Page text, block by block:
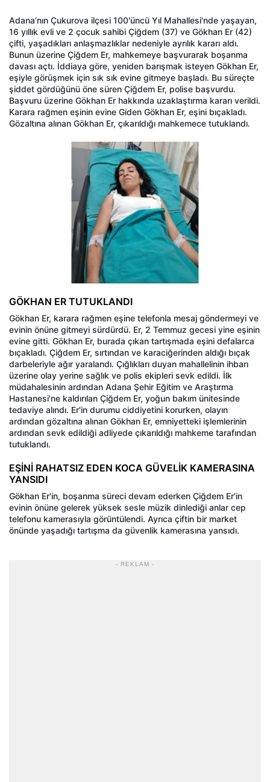
Adana’nın Çukurova ilçesi 100'üncü Yıl Mahallesi'nde yaşayan,
16 yıllık evli ve 2 çocuk sahibi Çiğdem (37) ve Gökhan Er (42)
çifti, yaşadıkları anlaşmazlıklar nedeniyle ayrılık kararı aldı.
Bunun üzerine Çiğdem Er, mahkemeye başvurarak boşanma
davası açtı. İddiaya göre, yeniden barışmak isteyen Gökhan Er,
eşiyle görüşmek için sık sık evine gitmeye başladı. Bu süreçte
şiddet gördüğünü öne süren Çiğdem Er, polise başvurdu.
Başvuru üzerine Gökhan Er hakkında uzaklaştırma kararı verildi.
Karara rağmen eşinin evine Giden Gökhan Er, eşini bıçakladı.
Gözaltına alınan Gökhan Er, çıkarıldığı mahkemece tutuklandı.
GÖKHAN ER TUTUKLANDI
Gökhan Er, karara rağmen eşine telefonla mesaj göndermeyi ve
evinin önüne gitmeyi sürdürdü. Er, 2 Temmuz gecesi yine eşinin
evine gitti. Gökhan Er, burada çıkan tartışmada eşini defalarca
bıçakladı. Çiğdem Er, sırtından ve karaciğerinden aldığı bıçak
darbeleriyle ağır yaralandı. Çığlıkları duyan mahallelinin ihbarı
üzerine olay yerine sağlık ve polis ekipleri sevk edildi. İlk
müdahalesinin ardından Adana Şehir Eğitim ve Araştırma
Hastanesi'ne kaldırılan Çiğdem Er, yoğun bakım ünitesinde
tedaviye alındı. Er'in durumu ciddiyetini korurken, olayın
ardından gözaltına alınan Gökhan Er, emniyetteki işlemlerinin
ardından sevk edildiği adliyede çıkarıldığı mahkeme tarafından
tutuklandı.
EŞİNİ RAHATSIZ EDEN KOCA GÜVELİK KAMERASINA
YANSIDI
Gökhan Er'in, boşanma süreci devam ederken Çiğdem Er'in
evinin önüne gelerek yüksek sesle müzik dinlediği anlar cep
telefonu kamerasıyla görüntülendi. Ayrıca çiftin bir market
önünde yaşadığı tartışma da güvenlik kamerasına yansıdı.
- REKLAM -